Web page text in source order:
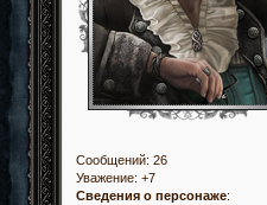
Сообщений: 26
Уважение: +7
Сведения о персонаже: